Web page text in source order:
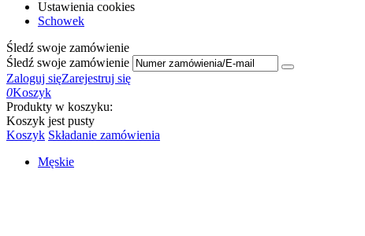
Ustawienia cookies
Schowek
Śledź swoje zamówienie
Śledź swoje zamówienie
Zaloguj sięZarejestruj się
0Koszyk
Produkty w koszyku:
Koszyk jest pusty
Koszyk Składanie zamówienia
Męskie